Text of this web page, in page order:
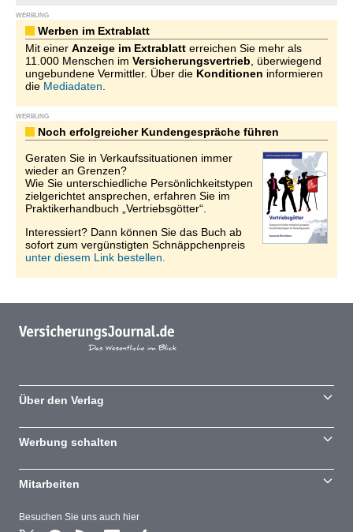
WERBUNG
Werben im Extrablatt
Mit einer Anzeige im Extrablatt erreichen Sie mehr als
11.000 Menschen im Versicherungsvertrieb , überwiegend
ungebundene Vermittler. Über die Konditionen informieren
die Mediadaten
WERBUNG
Noch erfolgreicher Kundengespräche führen
Geraten Sie in Verkaufssituationen immer
wieder an Grenzen?
Wie Sie unterschiedliche Persönlichkeitstypen
zielgerichtet ansprechen, erfahren Sie im
Praktikerhandbuch „Vertriebsgötter“.
Interessiert? Dann können Sie das Buch ab
sofort zum vergünstigten Schnäppchenpreis
unter diesem Link bestellen.
Besuchen Sie uns auch hier
Über den Verlag
Werbung schalten
Mitarbeiten